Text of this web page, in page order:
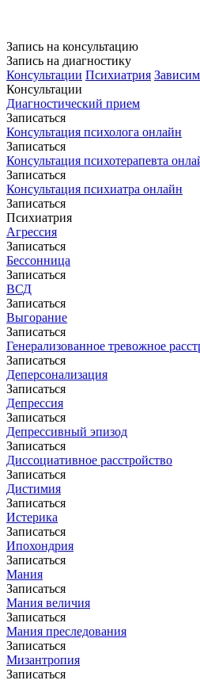
Запись на консультацию
Запись на диагностику
Консультации Психиатрия
Консультации
Диагностический прием
Записаться
Консультация психолога онлайн
Записаться
Консультация психотерапевта
Записаться
Консультация психиатра онлайн
Записаться
Психиатрия
Агрессия
Записаться
Бессонница
Записаться
ВСД
Записаться
Выгорание
Записаться
Генерализованное тревожное
Записаться
Деперсонализация
Записаться
Депрессия
Записаться
Депрессивный эпизод
Записаться
Диссоциативное расстройство
Записаться
Дистимия
Записаться
Истерика
Записаться
Ипохондрия
Записаться
Мания
Записаться
Мания величия
Записаться
Мания преследования
Записаться
Мизантропия
Записаться